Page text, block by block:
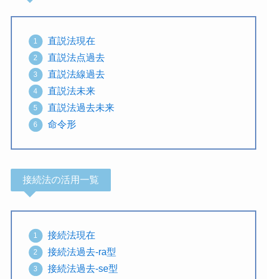
直説法現在
直説法点過去
直説法線過去
直説法未来
直説法過去未来
命令形
接続法の活用一覧
接続法現在
接続法過去-ra型
接続法過去-se型